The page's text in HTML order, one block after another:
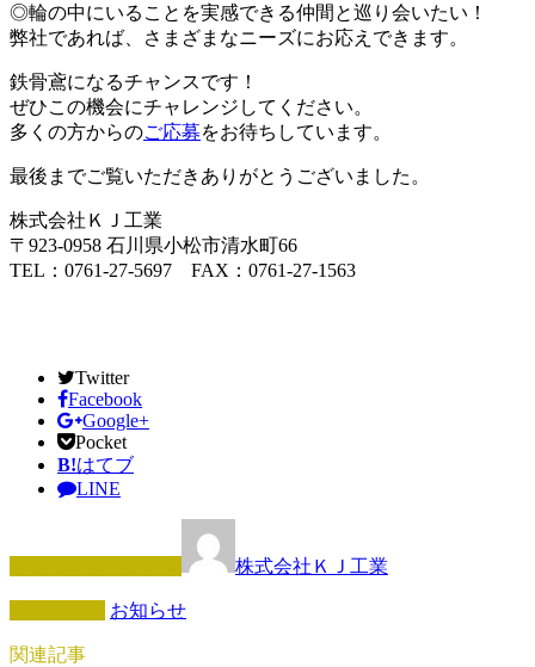
◎輪の中にいることを実感できる仲間と巡り会いたい！
弊社であれば、さまざまなニーズにお応えできます。
鉄骨鳶になるチャンスです！
ぜひこの機会にチャレンジしてください。
多くの方からのご応募をお待ちしています。
最後までご覧いただきありがとうございました。
株式会社ＫＪ工業
〒923-0958 石川県小松市清水町66
TEL：0761-27-5697 FAX：0761-27-1563
Twitter
Facebook
Google+
Pocket
B!はてブ
LINE
株式会社ＫＪ工業
お知らせ
関連記事